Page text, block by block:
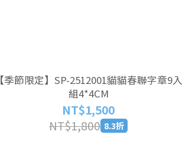
【季節限定】SP-2512001貓貓春聯字章9入
組4*4CM
NT$1,500
NT$1,800 8.3折